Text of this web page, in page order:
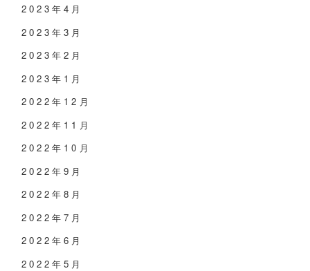
2023年4月
2023年3月
2023年2月
2023年1月
2022年12月
2022年11月
2022年10月
2022年9月
2022年8月
2022年7月
2022年6月
2022年5月